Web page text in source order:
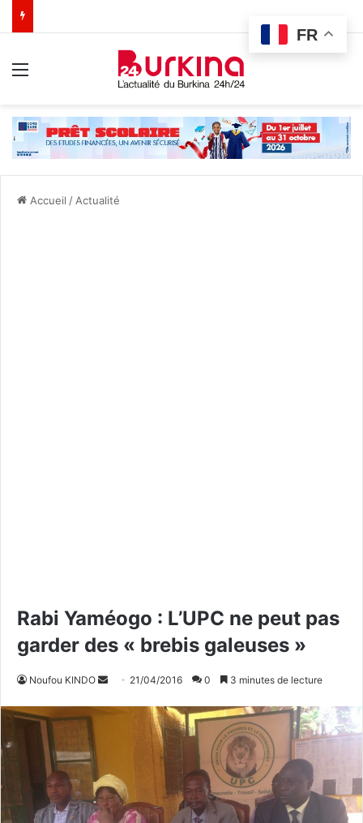
Accueil / Actualité
Rabi Yaméogo : L’UPC ne peut pas
garder des « brebis galeuses »
Noufou KINDO
e
r
u
21/04/2016 0 3 minutes de lecture
FR